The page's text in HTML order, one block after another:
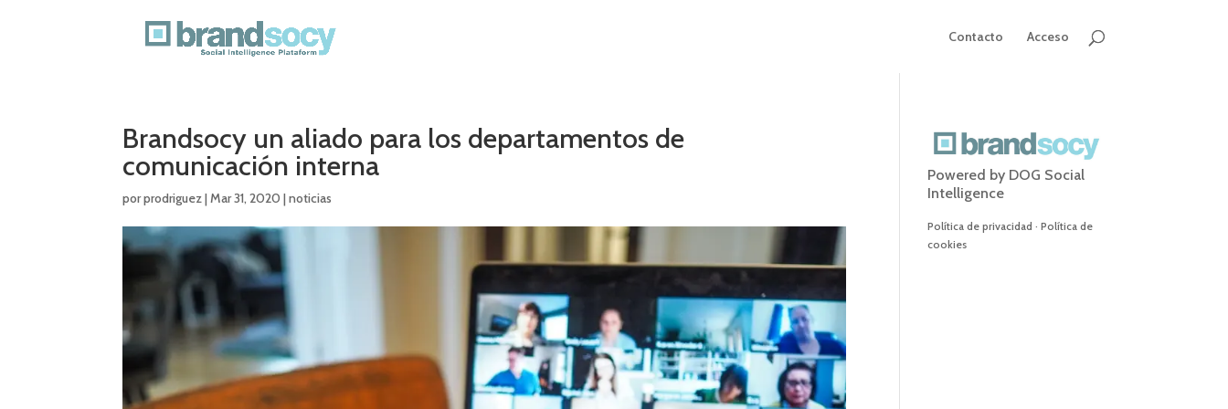
Contacto Acceso
Brandsocy un aliado para los departamentos de
comunicación interna
porprodriguez|Mar 31, 2020 |noticias
Powered by DOG Social
Intelligence
Política de privacidad ·Política de
cookies